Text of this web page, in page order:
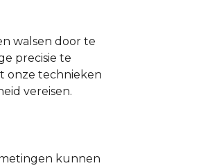
walsen door te
precisie te
onze technieken
vereisen.
kunnen